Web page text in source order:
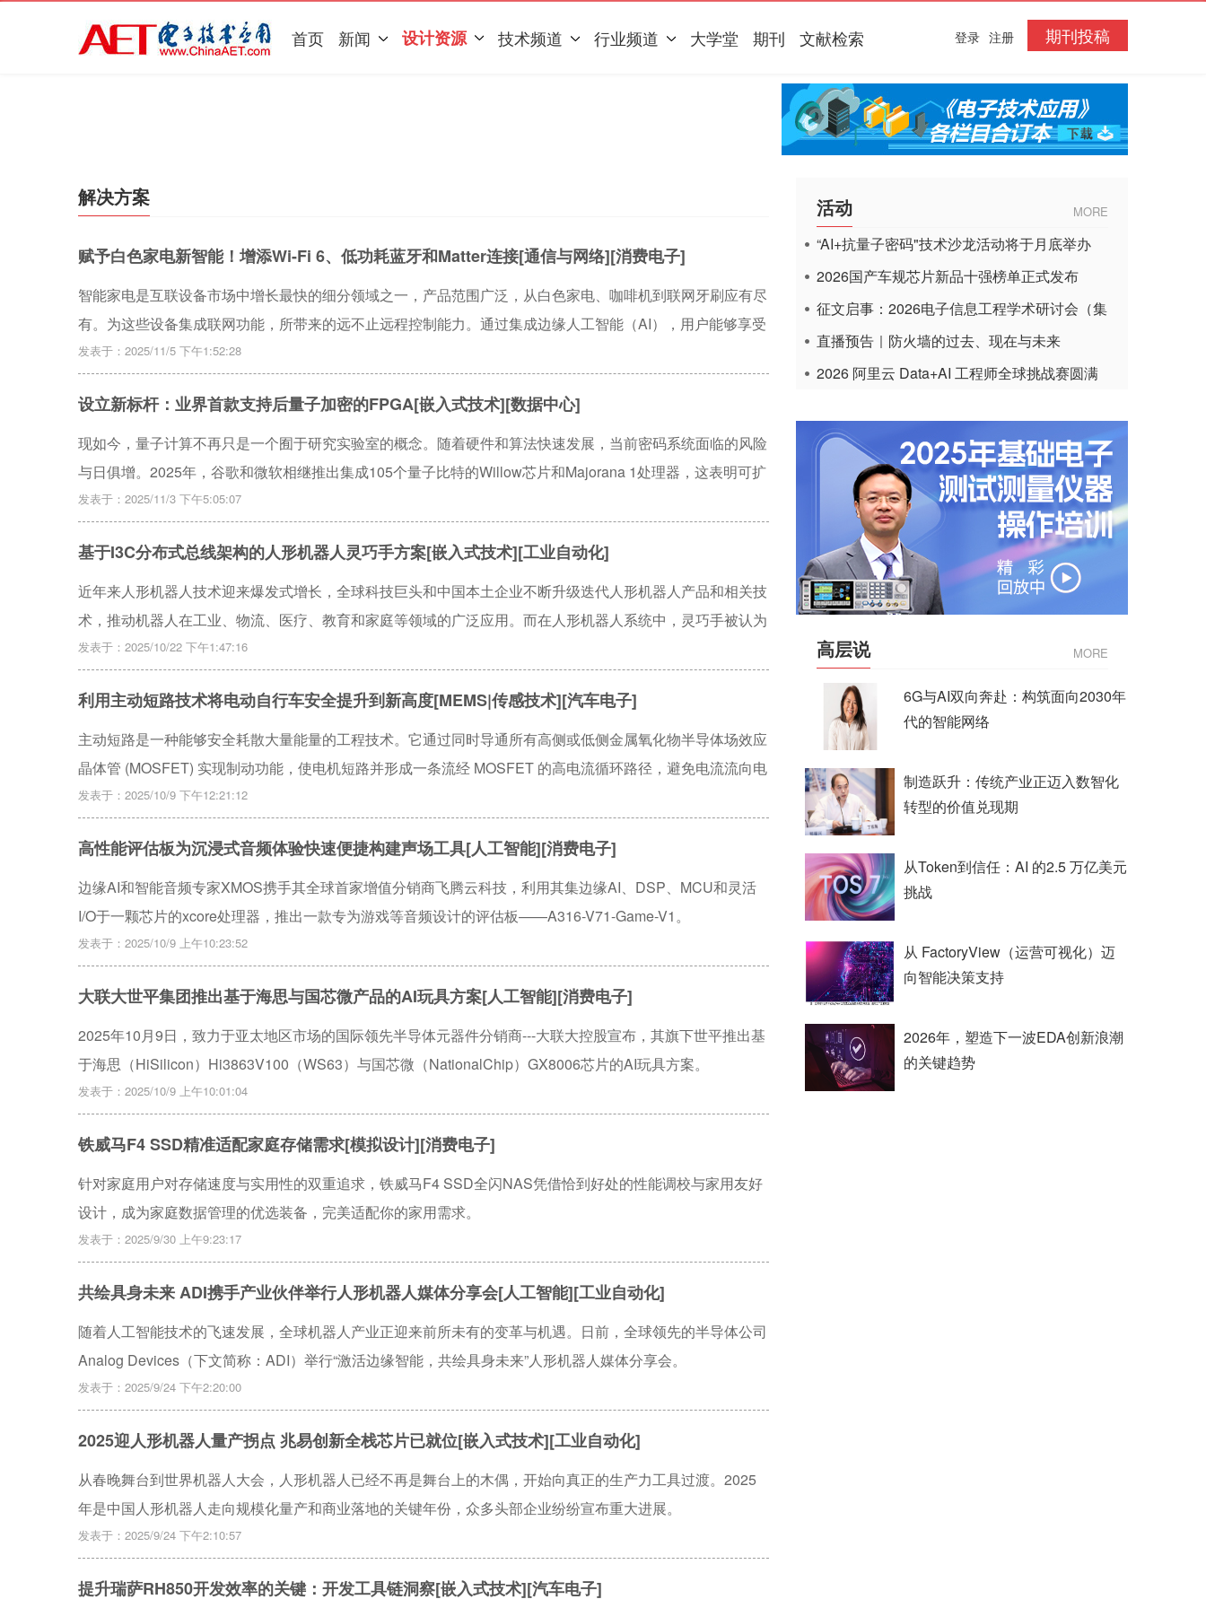
首页 新闻 设计资源 技术频道 行业频道 大学堂 期刊 文献检索 期刊投稿
登录 注册
解决方案
赋予白色家电新智能！增添Wi-Fi 6、低功耗蓝牙和Matter连接[通信与网络][消费电子]
智能家电是互联设备市场中增长最快的细分领域之一，产品范围广泛，从白色家电、咖啡机到联网牙刷应有尽
有。为这些设备集成联网功能，所带来的远不止远程控制能力。通过集成边缘人工智能（AI），用户能够享受
到个性化、具备情境感知的体验，这些体验会实时适配他们的行为习惯和偏好。此外，诸如Matter这样的行业
标准协议正通过简化互操作性、实现跨设备和跨生态系统的无缝通信，以及降低制造商的开发复杂度，加速这
一变革进程。
发表于：2025/11/5 下午1:52:28
设立新标杆：业界首款支持后量子加密的FPGA[嵌入式技术][数据中心]
现如今，量子计算不再只是一个囿于研究实验室的概念。随着硬件和算法快速发展，当前密码系统面临的风险
与日俱增。2025年，谷歌和微软相继推出集成105个量子比特的Willow芯片和Majorana 1处理器，这表明可扩
展的量子系统正迅速融入现实。业内专家预计，能够破解RSA-2048加密的量子计算机最早有望在2030年至
2035年问世。然而，这种威胁并非仅存在于遥远的未来。
发表于：2025/11/3 下午5:05:07
基于I3C分布式总线架构的人形机器人灵巧手方案[嵌入式技术][工业自动化]
近年来人形机器人技术迎来爆发式增长，全球科技巨头和中国本土企业不断升级迭代人形机器人产品和相关技
术，推动机器人在工业、物流、医疗、教育和家庭等领域的广泛应用。而在人形机器人系统中，灵巧手被认为
是最复杂、最精密和最关键的执行器，成为人形机器人发展的核心方向之一，它不仅需要具备高自由度的运动
能力，还要实现对力和位置的精准控制，以模拟人手的操作行为。
发表于：2025/10/22 下午1:47:16
利用主动短路技术将电动自行车安全提升到新高度[MEMS|传感技术][汽车电子]
主动短路是一种能够安全耗散大量能量的工程技术。它通过同时导通所有高侧或低侧金属氧化物半导体场效应
晶体管 (MOSFET) 实现制动功能，使电机短路并形成一条流经 MOSFET 的高电流循环路径，避免电流流向电
源。
发表于：2025/10/9 下午12:21:12
高性能评估板为沉浸式音频体验快速便捷构建声场工具[人工智能][消费电子]
边缘AI和智能音频专家XMOS携手其全球首家增值分销商飞腾云科技，利用其集边缘AI、DSP、MCU和灵活
I/O于一颗芯片的xcore处理器，推出一款专为游戏等音频设计的评估板——A316-V71-Game-V1。
发表于：2025/10/9 上午10:23:52
大联大世平集团推出基于海思与国芯微产品的AI玩具方案[人工智能][消费电子]
2025年10月9日，致力于亚太地区市场的国际领先半导体元器件分销商---大联大控股宣布，其旗下世平推出基
于海思（HiSilicon）Hi3863V100（WS63）与国芯微（NationalChip）GX8006芯片的AI玩具方案。
发表于：2025/10/9 上午10:01:04
铁威马F4 SSD精准适配家庭存储需求[模拟设计][消费电子]
针对家庭用户对存储速度与实用性的双重追求，铁威马F4 SSD全闪NAS凭借恰到好处的性能调校与家用友好
设计，成为家庭数据管理的优选装备，完美适配你的家用需求。
发表于：2025/9/30 上午9:23:17
共绘具身未来 ADI携手产业伙伴举行人形机器人媒体分享会[人工智能][工业自动化]
随着人工智能技术的飞速发展，全球机器人产业正迎来前所未有的变革与机遇。日前，全球领先的半导体公司
Analog Devices（下文简称：ADI）举行“激活边缘智能，共绘具身未来”人形机器人媒体分享会。
发表于：2025/9/24 下午2:20:00
2025迎人形机器人量产拐点 兆易创新全栈芯片已就位[嵌入式技术][工业自动化]
从春晚舞台到世界机器人大会，人形机器人已经不再是舞台上的木偶，开始向真正的生产力工具过渡。2025
年是中国人形机器人走向规模化量产和商业落地的关键年份，众多头部企业纷纷宣布重大进展。
发表于：2025/9/24 下午2:10:57
提升瑞萨RH850开发效率的关键：开发工具链洞察[嵌入式技术][汽车电子]
活动 MORE
“AI+抗量子密码"技术沙龙活动将于月底举办
2026国产车规芯片新品十强榜单正式发布
征文启事：2026电子信息工程学术研讨会（集
成电路应用杂志）
直播预告｜防火墙的过去、现在与未来
2026 阿里云 Data+AI 工程师全球挑战赛圆满
高层说 MORE
6G与AI双向奔赴：构筑面向2030年
代的智能网络
制造跃升：传统产业正迈入数智化
转型的价值兑现期
从Token到信任：AI 的2.5 万亿美元
挑战
从 FactoryView（运营可视化）迈
向智能决策支持
2026年，塑造下一波EDA创新浪潮
的关键趋势